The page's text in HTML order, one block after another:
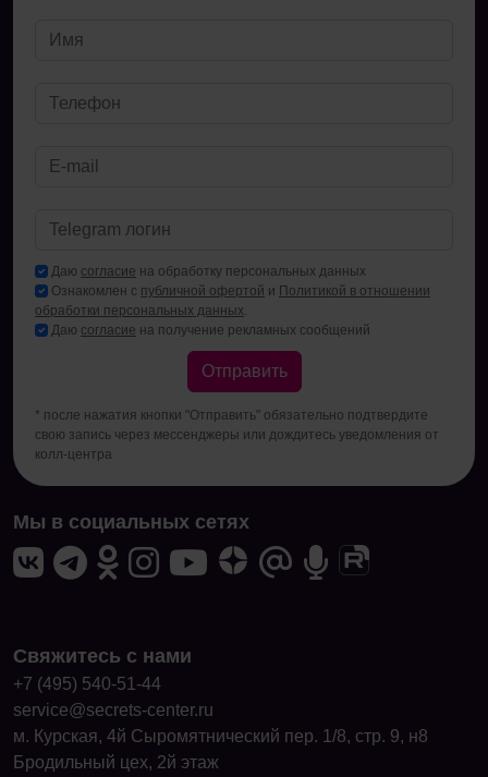
Даю согласие на обработку персональных данных
Ознакомлен с публичной офертой и Политикой в отношении
обработки персональных данных.
Даю согласие на получение рекламных сообщений
Отправить
* после нажатия кнопки "Отправить" обязательно подтвердите
свою запись через мессенджеры или дождитесь уведомления от
колл-центра
Мы в социальных сетях
Свяжитесь с нами
+7 (495) 540-51-44
service@secrets-center.ru
м. Курская, 4й Сыромятнический пер. 1/8, стр. 9, н8
Бродильный цех, 2й этаж